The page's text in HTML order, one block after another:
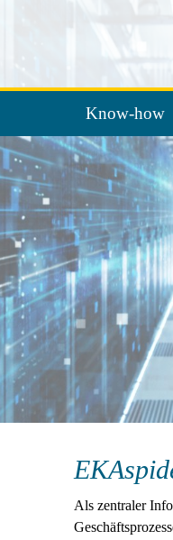
Know-how
Als zentraler